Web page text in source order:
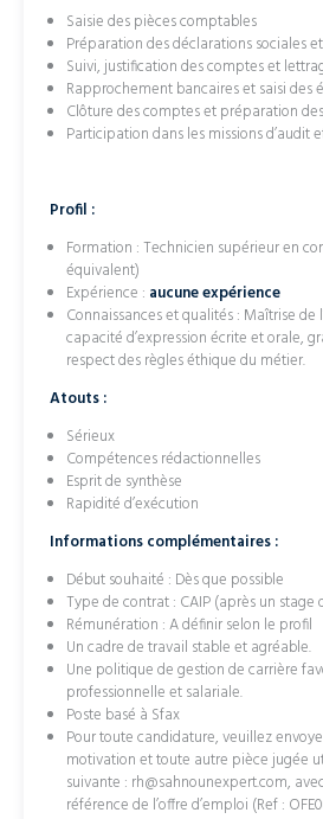
Saisie des pièces comptables
Préparation des déclarations sociales
Suivi, justification des comptes et
Rapprochement bancaires et saisi des
Clôture des comptes et préparation
Participation dans les missions d’audit
Profil :
Formation : Technicien supérieur en
équivalent)
Expérience : aucune expérience
Connaissances et qualités : Maîtrise de
capacité d’expression écrite et orale,
respect des règles éthique du métier.
Atouts :
Sérieux
Compétences rédactionnelles
Esprit de synthèse
Rapidité d’exécution
Informations complémentaires :
Début souhaité : Dès que possible
Type de contrat : CAIP (après un stage
Rémunération : A définir selon le profil
Un cadre de travail stable et agréable.
Une politique de gestion de carrière
professionnelle et salariale.
Poste basé à Sfax
Pour toute candidature, veuillez
motivation et toute autre pièce jugée
suivante : rh@sahnounexpert.com,
référence de l’offre d’emploi (Ref :